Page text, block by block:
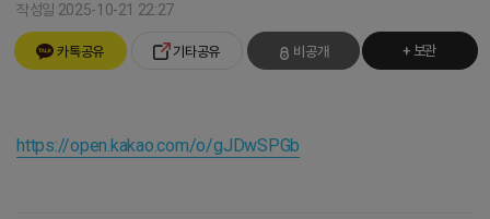
작성일 2025-10-21 22:27
카톡공유 기타공유 비공개 + 보관
https://open.kakao.com/o/gJDwSPGb